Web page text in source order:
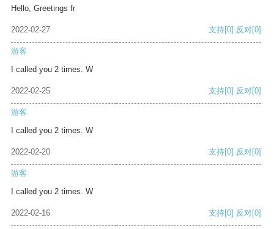
Hello, Greetings fr
2022-02-27 支持[0] 反对[0]
游客
I called you 2 times. W
2022-02-25 支持[0] 反对[0]
游客
I called you 2 times. W
2022-02-20 支持[0] 反对[0]
游客
I called you 2 times. W
2022-02-16 支持[0] 反对[0]